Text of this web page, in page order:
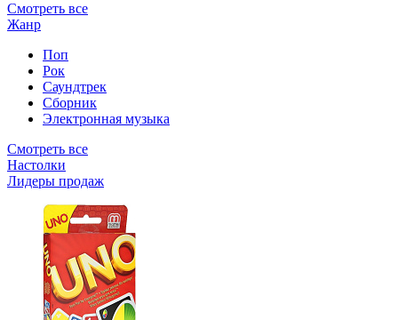
Смотреть все
Жанр
Поп
Рок
Саундтрек
Сборник
Электронная музыка
Смотреть все
Настолки
Лидеры продаж